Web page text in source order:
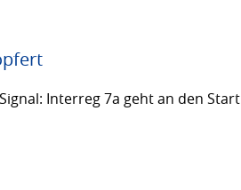
Interreg 7a geht an den Start